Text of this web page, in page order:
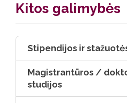
Kitos galimybės
Stipendijos ir
Magistrantūros /
studijos